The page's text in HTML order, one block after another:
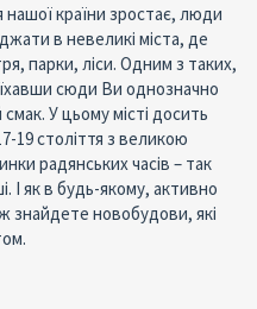
країни зростає, люди
в невеликі міста, де
парки, ліси. Одним з таких,
сюди Ви однозначно
У цьому місті досить
19 століття з великою
радянських часів – так
І як в будь-якому, активно
знайдете новобудови, які